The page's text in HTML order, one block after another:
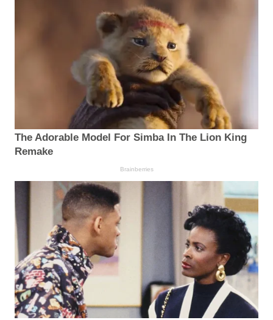
The Adorable Model For Simba In The Lion King
Remake
Brainberries